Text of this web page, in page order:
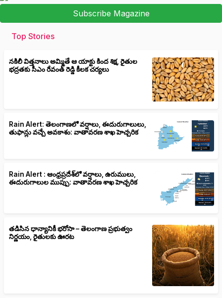
Subscribe Magazine
Top Stories
నకిలీ విత్తనాలు అమ్మితే ఆ యాక్టు కింద శిక్ష, రైతుల
భద్రతకు సీఎం రేవంత్ రెడ్డి కీలక చర్యలు
Rain Alert: తెలంగాణలో వర్షాలు, ఈదురుగాలులు,
తుఫాన్లు వచ్చే అవకాశం: వాతావరణ శాఖ హెచ్చరిక
Rain Alert : ఆంధ్రప్రదేశ్‌లో వర్షాలు, ఉరుములు,
ఈదురుగాలుల ముప్పు: వాతావరణ శాఖ హెచ్చరిక
తడిసిన ధాన్యానికీ భరోసా – తెలంగాణ ప్రభుత్వం
నిర్ణయం, రైతులకు ఊరట